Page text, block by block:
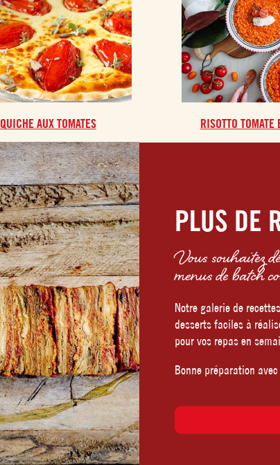
QUICHE AUX TOMATES RISOTTO TOMATE
PLUS DE
Vous souhaitez
menus de batch
Notre galerie de
desserts faciles à
pour vos repas en
Bonne préparation